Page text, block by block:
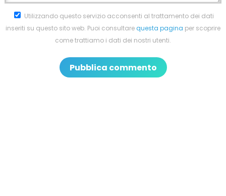
Utilizzando questo servizio acconsenti al trattamento dei dati
inseriti su questo sito web. Puoi consultarequesta pagina per scoprire
come trattiamo i dati dei nostri utenti.